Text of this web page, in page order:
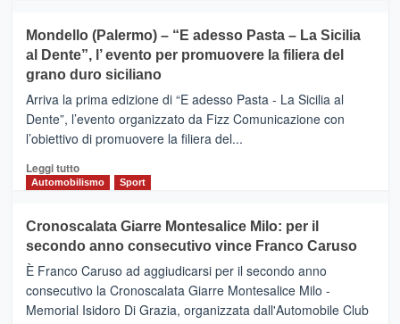
e
messaggi
di
CASTIGLIONE
DI
SICILIA
(Ct)
–
Il
Borgo
Gusto,
il
tra
sapori
vicoli
medievali
Mondello (Palermo) – “E adesso Pasta – La Sicilia
al Dente”, l’ evento per promuovere la filiera del
grano duro siciliano
Arriva la prima edizione di “E adesso Pasta - La Sicilia al
Dente”, l’evento organizzato da Fizz Comunicazione con
l’obiettivo di promuovere la filiera del...
Leggi tuttoLeggi
di
Mondello
(Palermo)
–
“E
adesso
Pasta
Automobilismo Sport
Cronoscalata Giarre Montesalice Milo: per il
secondo anno consecutivo vince Franco Caruso
È Franco Caruso ad aggiudicarsi per il secondo anno
consecutivo la Cronoscalata Giarre Montesalice Milo -
Memorial Isidoro Di Grazia, organizzata dall'Automobile Club